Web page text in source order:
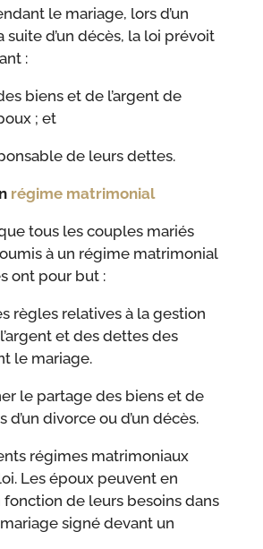
le mariage, lors d’un
suite d’un décès, la loi prévoit
:
biens et de l’argent de
; et
de leurs dettes.
régime matrimonial
tous les couples mariés
à un régime matrimonial
ont pour but :
règles relatives à la gestion
et des dettes des
le mariage.
le partage des biens et de
d’un divorce ou d’un décès.
régimes matrimoniaux
Les époux peuvent en
de leurs besoins dans
signé devant un